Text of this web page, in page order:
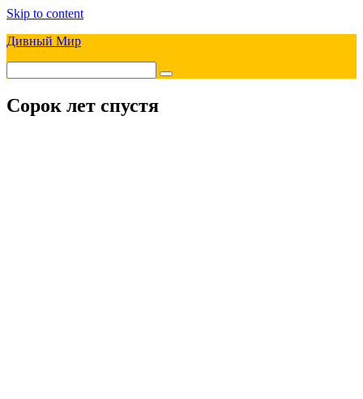
Skip to content
Дивный Мир
Сорок лет спустя